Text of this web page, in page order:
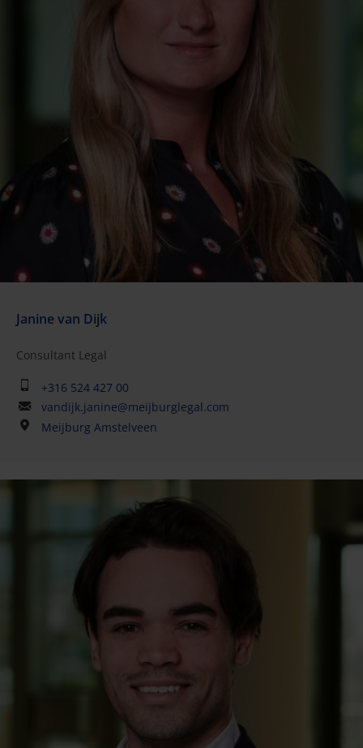
Janine van Dijk
Consultant Legal
+316 524 427 00
vandijk.janine@meijburglegal.com
Meijburg Amstelveen